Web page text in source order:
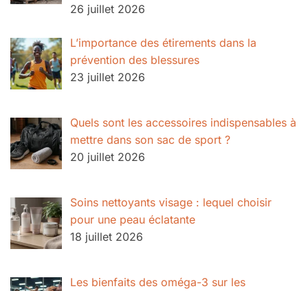
26 juillet 2026
L’importance des étirements dans la
prévention des blessures
23 juillet 2026
Quels sont les accessoires indispensables à
mettre dans son sac de sport ?
20 juillet 2026
Soins nettoyants visage : lequel choisir
pour une peau éclatante
18 juillet 2026
Les bienfaits des oméga-3 sur les